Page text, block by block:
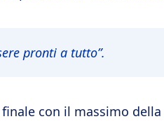
pronti a tutto”.
con il massimo